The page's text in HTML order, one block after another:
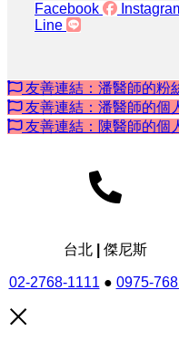
Facebook
Line
友善連結：潘醫師的粉
友善連結：潘醫師的個
友善連結：陳醫師的個
台北 | 傑尼斯
02-2768-1111 ● 0975-